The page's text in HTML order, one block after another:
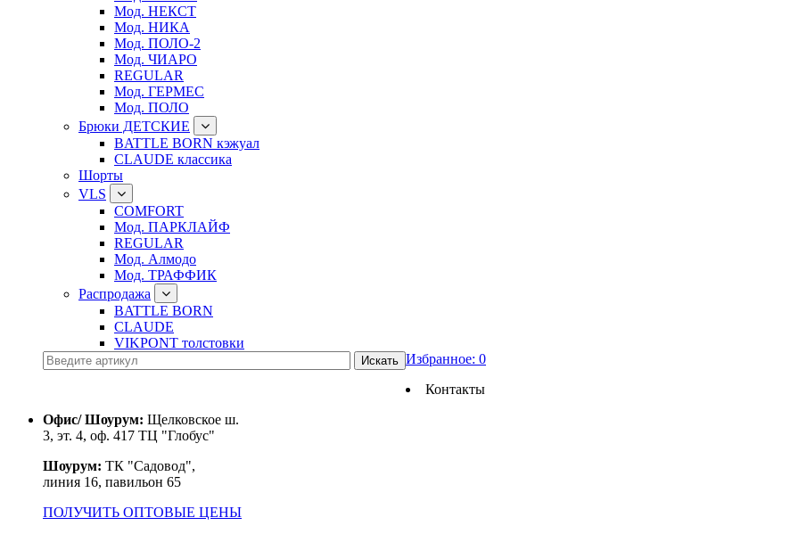
Мод. НЕКСТ
Мод. НИКА
Мод. ПОЛО-2
Мод. ЧИАРО
REGULAR
Мод. ГЕРМЕС
Мод. ПОЛО
Брюки ДЕТСКИЕ
BATTLE BORN кэжуал
CLAUDE классика
Шорты
VLS
COMFORT
Мод. ПАРКЛАЙФ
REGULAR
Мод. Алмодо
Мод. ТРАФФИК
Распродажа
BATTLE BORN
CLAUDE
VIKPONT толстовки
Избранное: 0
Контакты
Офис/ Шоурум: Щелковское ш.
3, эт. 4, оф. 417 ТЦ "Глобус"
Шоурум: ТК "Садовод",
линия 16, павильон 65
ПОЛУЧИТЬ ОПТОВЫЕ ЦЕНЫ